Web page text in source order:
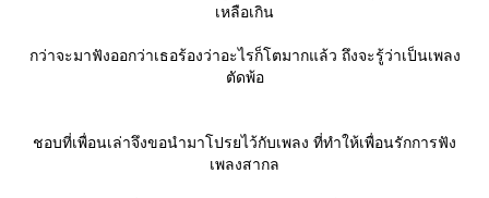
เหลือเกิน
กว่าจะมาฟังออกว่าเธอร้องว่าอะไรก็โตมากแล้ว ถึงจะรู้ว่าเป็นเพลง
ตัดพ้อ
ชอบที่เพื่อนเล่าจึงขอนำมาโปรยไว้กับเพลง ที่ทำให้เพื่อนรักการฟัง
เพลงสากล